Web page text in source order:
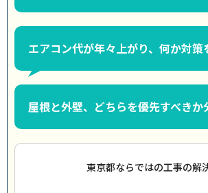
エアコン代が年々上がり、何か対策
屋根と外壁、どちらを優先すべきか
東京都ならではの工事の解